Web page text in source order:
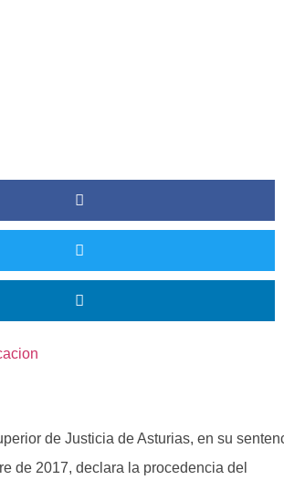
de Justicia de Asturias, en su
de 2017, declara la procedencia del